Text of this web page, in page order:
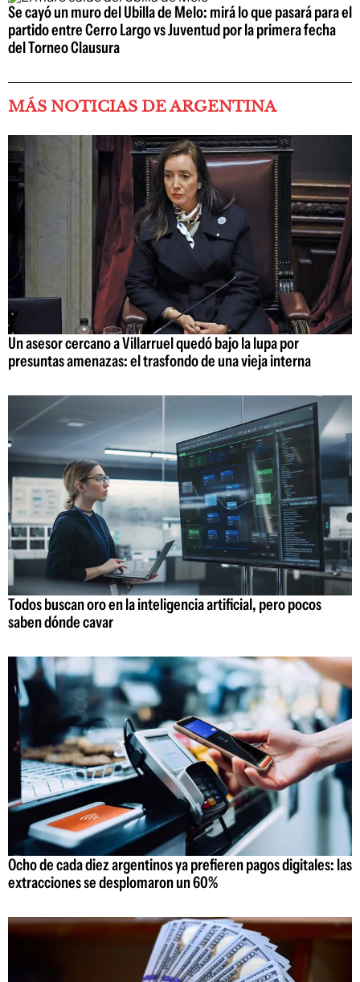
Se cayó un muro del Ubilla de Melo: mirá lo que pasará para el
partido entre Cerro Largo vs Juventud por la primera fecha
del Torneo Clausura
MÁS NOTICIAS DE ARGENTINA
Un asesor cercano a Villarruel quedó bajo la lupa por
presuntas amenazas: el trasfondo de una vieja interna
Todos buscan oro en la inteligencia artificial, pero pocos
saben dónde cavar
Ocho de cada diez argentinos ya prefieren pagos digitales: las
extracciones se desplomaron un 60%